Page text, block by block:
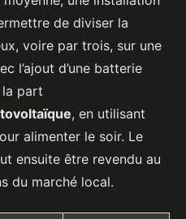
de diviser la
voire par trois, sur une
l’ajout d’une batterie
la part
, en utilisant
alimenter le soir. Le
ensuite être revendu au
du marché local.